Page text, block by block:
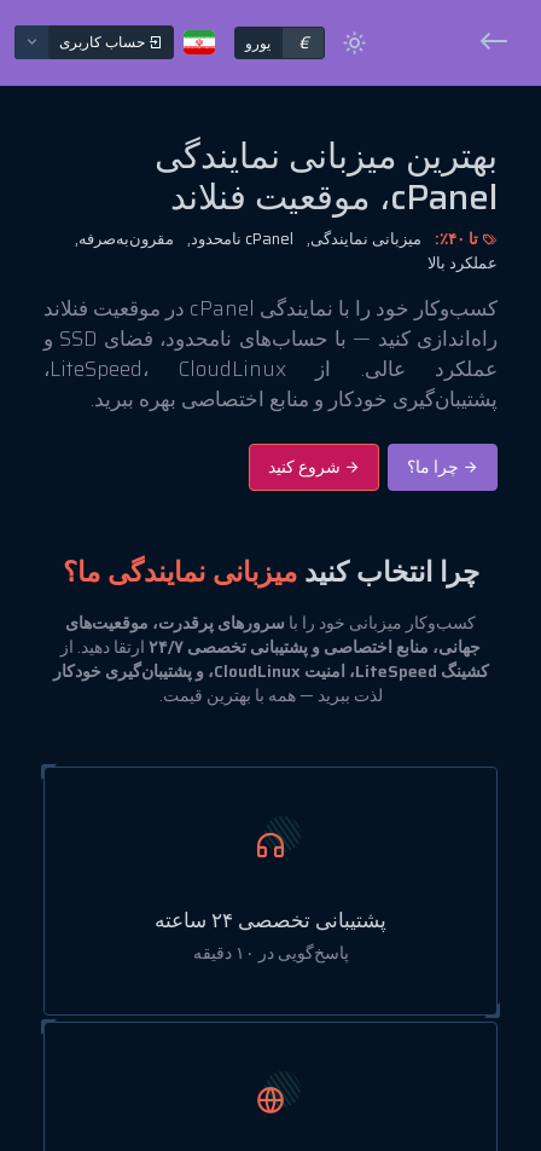
€ یورو حساب کاربری
بهترین میزبانی نمایندگی
cPanel، موقعیت فنلاند
تا ۴۰٪: میزبانی نمایندگی, cPanel نامحدود,
مقرون‌به‌صرفه,
عملکرد بالا
کسب‌وکار خود را با نمایندگی cPanel در موقعیت فنلاند
راه‌اندازی کنید — با حساب‌های نامحدود، فضای SSD و
عملکرد عالی. از LiteSpeed، CloudLinux،
پشتیبان‌گیری خودکار و منابع اختصاصی بهره ببرید.
چرا انتخاب کنیدمیزبانی نمایندگی ما؟
کسب‌وکار میزبانی خود را با سرورهای پرقدرت، موقعیت‌های
جهانی، منابع اختصاصی و پشتیبانی تخصصی ۲۴/۷
ارتقا دهید. از
کشینگ LiteSpeed، امنیت CloudLinux، و پشتیبان‌گیری خودکار
لذت ببرید — همه با بهترین قیمت.
پشتیبانی تخصصی ۲۴ ساعته
پاسخ‌گویی در ۱۰ دقیقه